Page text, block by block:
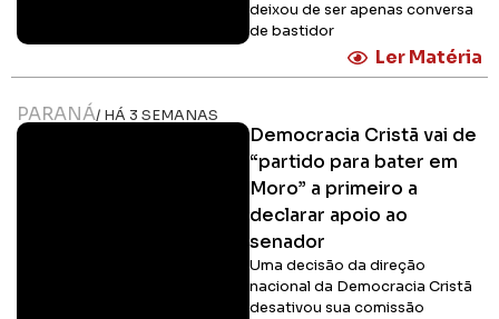
deixou de ser apenas conversa
de bastidor
Ler Matéria
PARANÁ/ HÁ 3 SEMANAS
Democracia Cristã vai de
“partido para bater em
Moro” a primeiro a
declarar apoio ao
senador
Uma decisão da direção
nacional da Democracia Cristã
desativou sua comissão